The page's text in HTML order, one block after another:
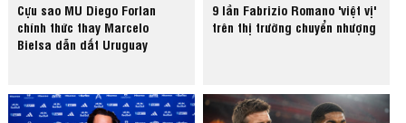
Cựu sao MU Diego Forlan
chính thức thay Marcelo
Bielsa dẫn dắt Uruguay
9 lần Fabrizio Romano 'việt vị'
trên thị trường chuyển nhượng